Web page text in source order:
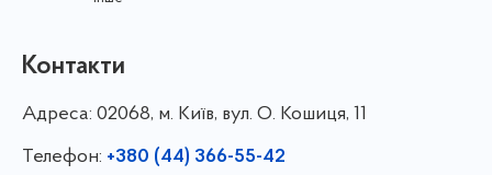
Контакти
Адреса: 02068, м. Київ, вул. О. Кошиця, 11
Телефон: +380 (44) 366-55-42